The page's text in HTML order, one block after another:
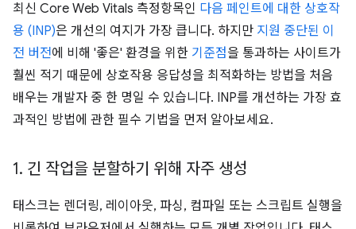
최신 Core Web Vitals 측정항목인 다음 페인트에 대한 상호작
용 (INP)은 개선의 여지가 가장 큽니다. 하지만 지원 중단된 이
전 버전에 비해 '좋은' 환경을 위한 기준점을 통과하는 사이트가
훨씬 적기 때문에 상호작용 응답성을 최적화하는 방법을 처음
배우는 개발자 중 한 명일 수 있습니다. INP를 개선하는 가장 효
과적인 방법에 관한 필수 기법을 먼저 알아보세요.
1. 긴 작업을 분할하기 위해 자주 생성
태스크는 렌더링, 레이아웃, 파싱, 컴파일 또는 스크립트 실행을